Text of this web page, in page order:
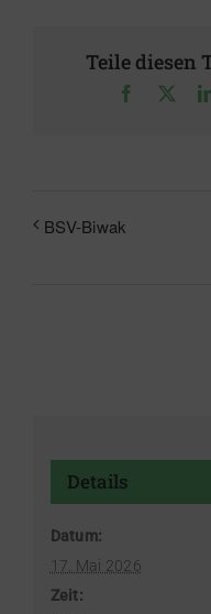
Teile diesen
Facebook
BSV-Biwak
Details
Datum:
17. Mai 2026
Zeit: